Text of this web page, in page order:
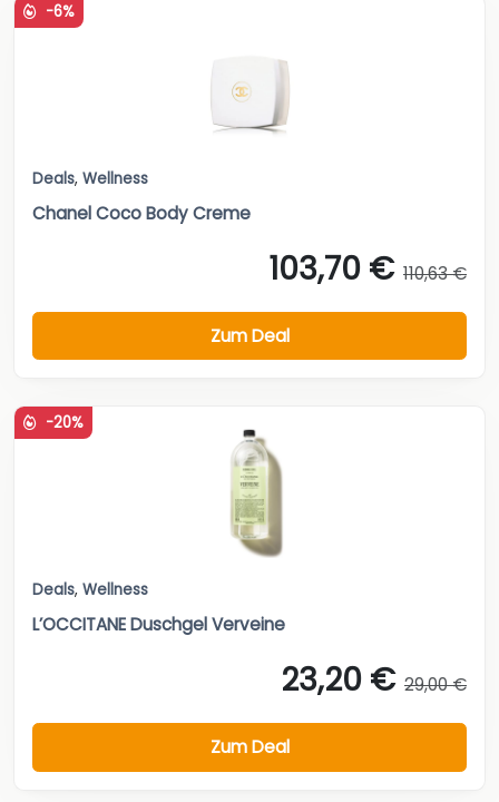
-6%
Deals, Wellness
Chanel Coco Body Creme
103,70 € 110,63 €
Zum Deal
-20%
Deals, Wellness
L’OCCITANE Duschgel Verveine
23,20 € 29,00 €
Zum Deal